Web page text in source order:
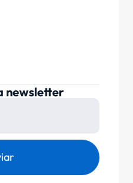
newsletter